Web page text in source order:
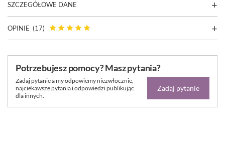
SZCZEGÓŁOWE DANE
OPINIE (17)
Potrzebujesz pomocy? Masz pytania?
Zadaj pytanie a my odpowiemy niezwłocznie,
najciekawsze pytania i odpowiedzi publikując
dla innych.
Zadaj pytanie